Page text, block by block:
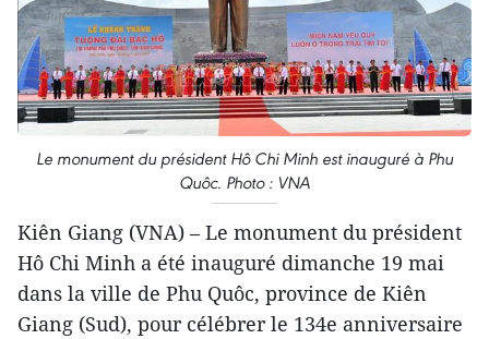
Le monument du président Hô Chi Minh est inauguré à Phu
Quôc. Photo : VNA
Kiên Giang (VNA) – Le monument du président
Hô Chi Minh a été inauguré dimanche 19 mai
dans la ville de Phu Quôc, province de Kiên
Giang (Sud), pour célébrer le 134e anniversaire